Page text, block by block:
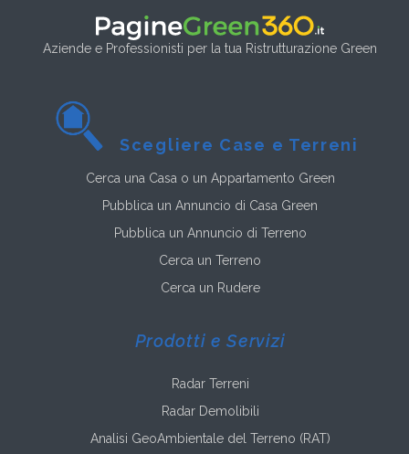
Aziende e Professionisti per la tua Ristrutturazione Green
Scegliere Case e Terreni
Cerca una Casa o un Appartamento Green
Pubblica un Annuncio di Casa Green
Pubblica un Annuncio di Terreno
Cerca un Terreno
Cerca un Rudere
Prodotti e Servizi
Radar Terreni
Radar Demolibili
Analisi GeoAmbientale del Terreno (RAT)